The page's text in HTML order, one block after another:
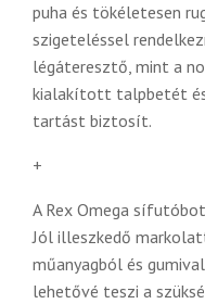
puha és tökéletesen
szigeteléssel
légáteresztő, mint a
kialakított talpbetét
tartást biztosít.
+
A Rex Omega
Jól illeszkedő
műanyagból és
lehetővé teszi a